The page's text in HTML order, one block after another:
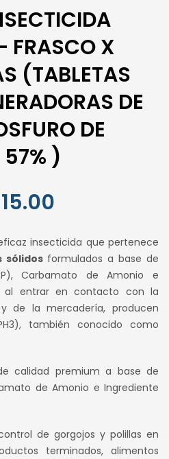
FRASCO X
(TABLETAS
DE
DE
57% )
actual
es:
S/ 115.00.
insecticida que pertenece
sólidosformulados a base de
Carbamato de Amonio e
al entrar en contacto con la
de la mercadería, producen
también conocido como
calidad premium a base de
de Amonio e Ingrediente
de gorgojos y polillas en
terminados, alimentos